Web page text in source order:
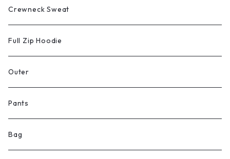
Crewneck Sweat
Full Zip Hoodie
Outer
Pants
Bag